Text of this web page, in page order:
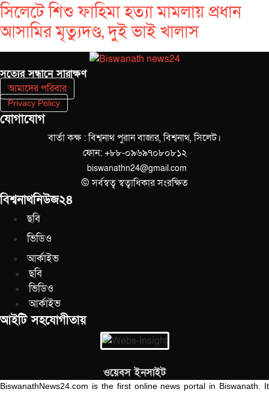
সিলেটে শিশু ফাহিমা হত্যা মামলায় প্রধান
আসামির মৃত্যুদণ্ড, দুই ভাই খালাস
সত‌্যের সন্ধানে সারাক্ষণ
আমাদের পরিবার
Privacy Policy
যোগাযোগ
বার্তা কক্ষ : বিশ্বনাথ পুরান বাজার, বিশ্বনাথ, সিলেট।
ফোন: +৮৮-০৯৬৯৭০৮০৮১২
biswanathn24@gmail.com
© সর্বস্বত্ব স্বত্বাধিকার সংরক্ষিত
বিশ্বনাথনিউজ২৪
ছবি
ভিডিও
আর্কাইভ
ছবি
ভিডিও
আর্কাইভ
আইটি সহযোগীতায়
ওয়েবস ইনসাইট
BiswanathNews24.com is the first online news portal in Biswanath. It